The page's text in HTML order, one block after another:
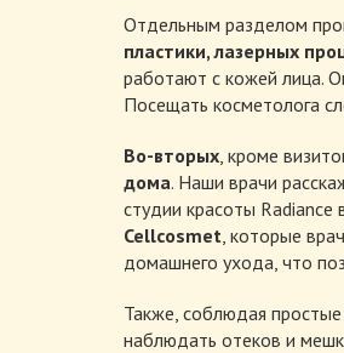
Отдельным разделом
пластики, лазерных
работают с кожей лица.
Посещать косметолога
Во-вторых, кроме
дома. Наши врачи
студии красоты
Cellcosmet, которые
домашнего ухода, что
Также, соблюдая
наблюдать отеков и